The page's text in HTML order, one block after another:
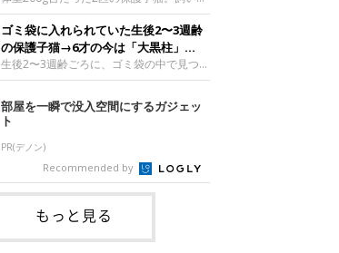
さんは、公園の
ト）。こちらは、お迎え翌日に撮影された
一枚。ゴハンをお腹いっぱい食べたむうち
ゃんは眠くなり、飼い主さん夫婦のベッド
でうとうとし始めたのだとか。飼い主さ
紹介するのは、X（旧Twitter）ユーザー
@Kingponzuさんの愛猫・モモちゃん（取
材時1才）の成長記録です。こちらは、モ
モちゃんが生後1カ月ごろに撮影された一
枚。飼い主さんの自宅マンションの駐輪場
です。子猫時代のモモちゃん。
@Kingponzuその日は気温が35℃を
さんの家族になってから6年、ともに成長
するなかで、2匹の関係にも少しずつ変化
が見られました。家族になったばかりの小
さな兄妹猫（写真上から）妹猫・てんちゃ
ん、兄猫・ラムくん。@ten_ramu紹介す
るのは、X（旧Twitter）ユーザー
@ten_ramuさんの愛猫・ラムくんとてん
ちゃん（ともに取材時6才）の成長記録で
す。この写真は、お迎えして間もない生後
1カ月半ごろの2匹。当時、ラムくんは260
グラム、てんちゃんは209グラムと、どち
らもとても小さな体でした。2匹
ゴミ袋に入れられていた生後2〜3週齢
の保護子猫→6才の今は「大黒柱」
に！ 美しい黒猫に成長した姿にグッ
とくる
生後2〜3週齢ごろに、ゴミ袋の中で見つか
った小さな命。ミルクから育てられたその
子猫は今、家族に欠かせない存在へと成長
しました。ゴミ袋の中で見つかった、ミニ
モグラのような子猫よちよち歩きをしてい
たころの、生後2〜3週齢ごろのドンちゃ
ん。@doddou_1今回紹介するのは、
X（旧Twitter）ユーザー@doddou_1さん
の愛猫・ドンちゃん（取材時、推定6才／
本名：ドミトリー・ドンスコイ）。ドンち
ゃんは、保護猫でした。ドンちゃんが見つ
かったのは、飼い主さんの姉の勤め先の敷
部屋を一瞬で没入空間にするガジェッ
ト
PR(デノン)
Recommended by
もっと見る